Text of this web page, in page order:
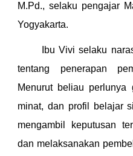
M.Pd., selaku pengajar
Yogyakarta.
Ibu Vivi selaku
tentang penerapan
Menurut beliau perlunya
minat, dan profil belajar
mengambil keputusan
dan melaksanakan